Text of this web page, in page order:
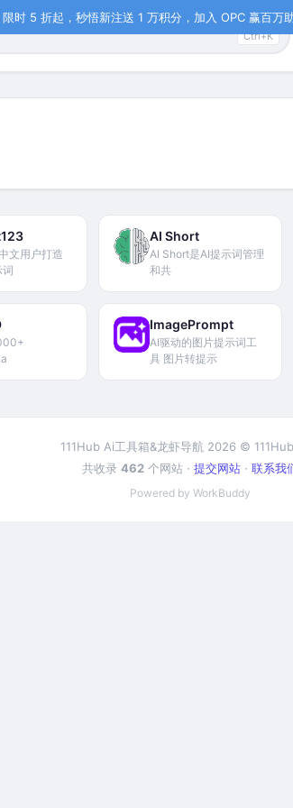
时 5 折起，秒悟新注送 1 万积分，加入 OPC 赢百万
Ctrl+K
文用户打造
词
AI Short
AI Short是AI提示词管理
和共
ImagePrompt
AI驱动的图片提示词工
具 图片转提示
111Hub Ai工具箱&龙虾导航 2026 ©
共收录 462 个网站 · 提交网站 · 联系我
Powered by WorkBuddy